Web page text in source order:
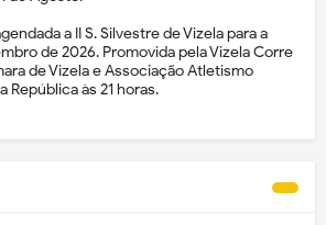
a II S. Silvestre de Vizela para a
de 2026. Promovida pela Vizela Corre
de Vizela e Associação Atletismo
República às 21 horas.